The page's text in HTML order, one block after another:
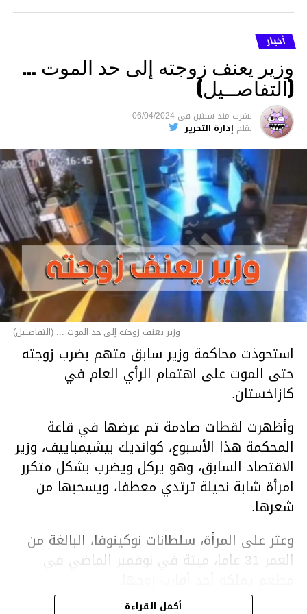
أخبار
وزير يعنف زوجته إلى حد الموت …
(التفاصــيل)
نشرت منذ سنتين فى 06/04/2024
بقلم إدارة التحرير
وزير يعنف زوجته إلى حد الموت ... (التفاصــيل)
استحوذت محاكمة وزير سابق متهم بضرب زوجته
حتى الموت على اهتمام الرأي العام في
كازاخستان.
وأظهرت لقطات صادمة تم عرضها في قاعة
المحكمة هذا الأسبوع، كوانديك بيشيمباييف، وزير
الاقتصاد السابق، وهو يركل ويضرب بشكل متكرر
امرأة شابة نحيلة ترتدي معطفا، ويسحبها من
شعرها.
وعثر على المرأة، سلطانات نوكينوفا، البالغة من
العمر 31 عاما، ميتة في نوفمبر الماضي في
أكمل القراءة